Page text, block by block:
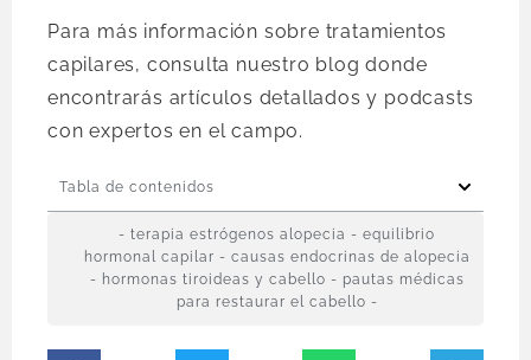
Para más información sobre tratamientos
capilares, consulta nuestro blog donde
encontrarás artículos detallados y podcasts
con expertos en el campo.
Tabla de contenidos
- terapia estrógenos alopecia - equilibrio
hormonal capilar - causas endocrinas de alopecia
- hormonas tiroideas y cabello - pautas médicas
para restaurar el cabello -